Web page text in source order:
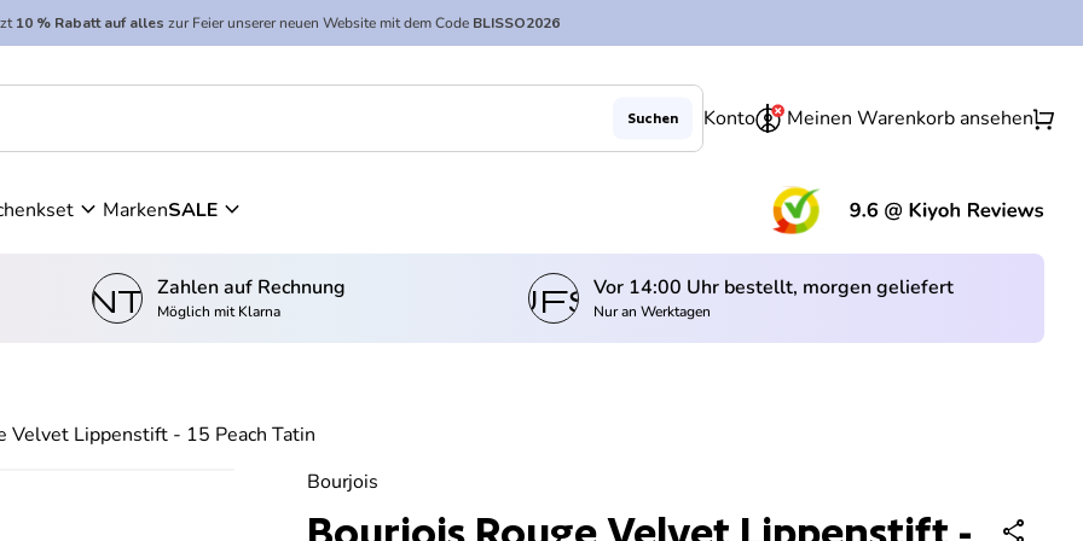
Tatin
10 % Rabatt auf alles zur Feier unserer neuen Website mit dem Code BLISSO2026
Suchen Konto Meinen Warenkorb ansehenshopping_cart
expand_more MarkenSALE expand_more
Zahlen auf Rechnung
Möglich mit Klarna einkaufswagenVor 14:00 Uhr bestellt, morgen geliefert
Nur an Werktagen
Velvet Lippenstift - 15 Peach Tatin
Bourjois
share